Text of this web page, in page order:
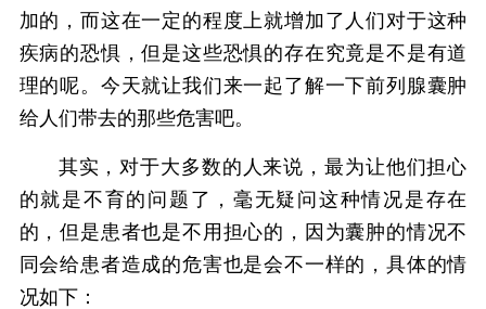
加的，而这在一定的程度上就增加了人们对于这种
疾病的恐惧，但是这些恐惧的存在究竟是不是有道
理的呢。今天就让我们来一起了解一下前列腺囊肿
给人们带去的那些危害吧。
其实，对于大多数的人来说，最为让他们担心
的就是不育的问题了，毫无疑问这种情况是存在
的，但是患者也是不用担心的，因为囊肿的情况不
同会给患者造成的危害也是会不一样的，具体的情
况如下：